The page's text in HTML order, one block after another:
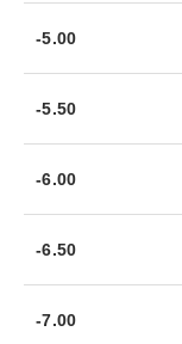
-5.00
-5.50
-6.00
-6.50
-7.00